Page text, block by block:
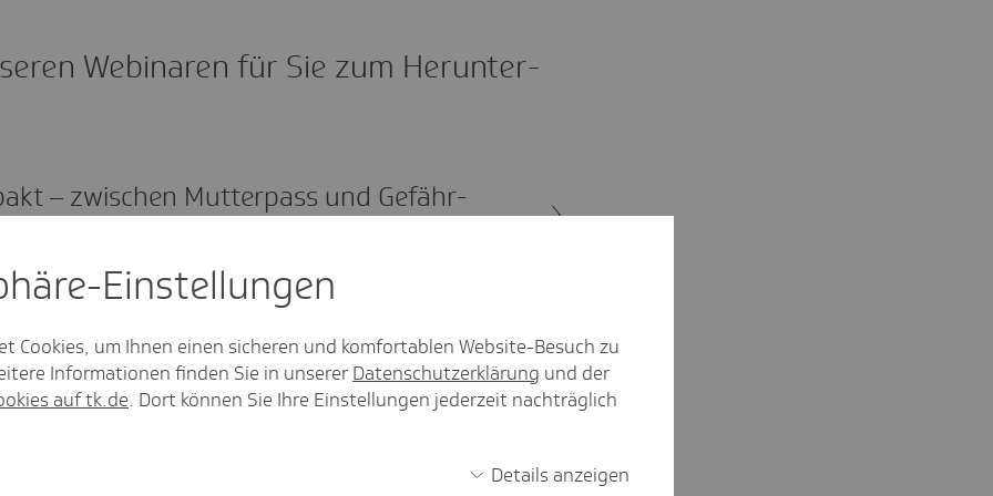
Webi­naren für Sie zum Herun­ter­
– zwischen Mutter­pass und Gefähr­
(07.05.2026)
richtig abrechnen (09.04.2026)
(13.08.2025)
Einstel­lungen
Cookies, um Ihnen einen sicheren und komfortablen Website-Besuch zu
Informationen finden Sie in unserer Datenschutzerklärung und der
auf tk.de. Dort können Sie Ihre Einstellungen jederzeit nachträglich
Details anzeigen